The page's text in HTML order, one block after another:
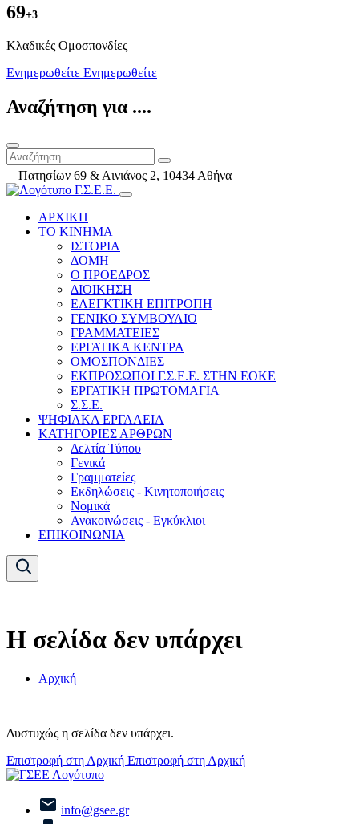
69+3
Kλαδικές Ομοσπονδίες
Ενημερωθείτε Ενημερωθείτε
Αναζήτηση για ....
Πατησίων 69 & Αινιάνος 2, 10434 Αθήνα
ΑΡΧΙΚΗ
ΤΟ ΚΙΝΗΜΑ
ΙΣΤΟΡΙΑ
ΔΟΜΗ
Ο ΠΡΟΕΔΡΟΣ
ΔΙΟΙΚΗΣΗ
ΕΛΕΓΚΤΙΚΗ ΕΠΙΤΡΟΠΗ
ΓΕΝΙΚΟ ΣΥΜΒΟΥΛΙΟ
ΓΡΑΜΜΑΤΕΙΕΣ
ΕΡΓΑΤΙΚΑ ΚΕΝΤΡΑ
ΟΜΟΣΠΟΝΔΙΕΣ
ΕΚΠΡΟΣΩΠΟΙ Γ.Σ.Ε.Ε. ΣΤΗΝ ΕΟΚΕ
ΕΡΓΑΤΙΚΗ ΠΡΩΤΟΜΑΓΙΑ
Σ.Σ.Ε.
ΨΗΦΙΑΚΑ ΕΡΓΑΛΕΙΑ
ΚΑΤΗΓΟΡΙΕΣ ΑΡΘΡΩΝ
Δελτία Τύπου
Γενικά
Γραμματείες
Εκδηλώσεις - Κινητοποιήσεις
Νομικά
Ανακοινώσεις - Εγκύκλιοι
ΕΠΙΚΟΙΝΩΝΙΑ
Η σελίδα δεν υπάρχει
Αρχική
Δυστυχώς η σελίδα δεν υπάρχει.
Επιστροφή στη Αρχική Επιστροφή στη Αρχική
info@gsee.gr